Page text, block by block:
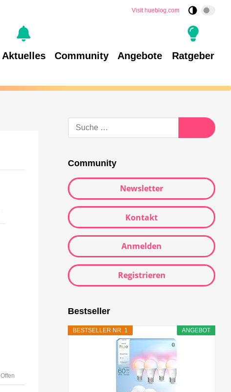
Visit hueblog.com
Aktuelles Community Angebote Ratgeber
Offen
Community
Newsletter
Kontakt
Anmelden
Registrieren
Bestseller
ANGEBOT
BESTSELLER NR. 1